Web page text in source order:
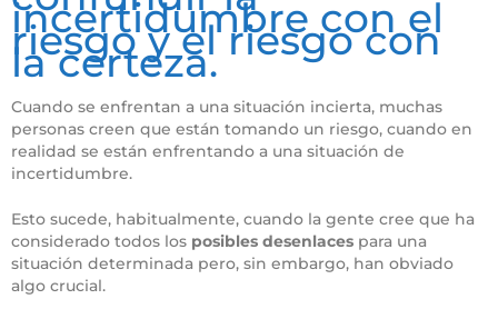
incertidumbre con el
riesgo y el riesgo con
la certeza.
Cuando se enfrentan a una situación incierta, muchas
personas creen que están tomando un riesgo, cuando en
realidad se están enfrentando a una situación de
incertidumbre.
Esto sucede, habitualmente, cuando la gente cree que ha
considerado todos los posibles desenlaces para una
situación determinada pero, sin embargo, han obviado
algo crucial.